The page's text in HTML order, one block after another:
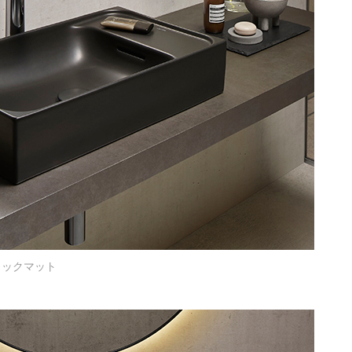
クマット